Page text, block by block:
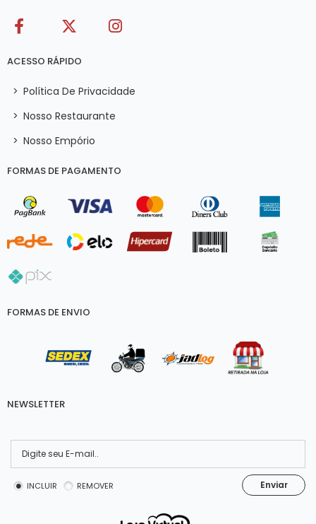
ACESSO RÁPIDO
> Política De Privacidade
> Nosso Restaurante
> Nosso Empório
FORMAS DE PAGAMENTO
FORMAS DE ENVIO
NEWSLETTER
INCLUIR REMOVER Enviar